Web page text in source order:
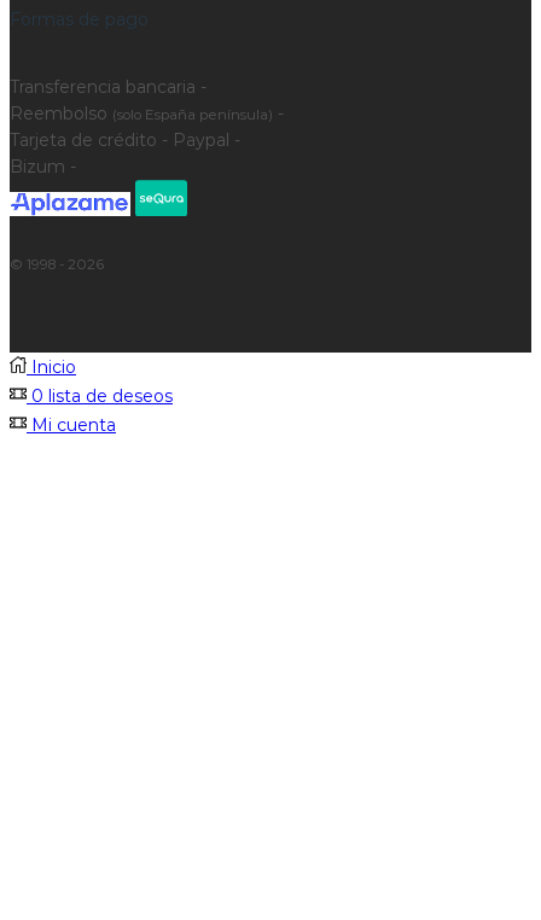
Formas de pago
Transferencia bancaria -
Reembolso (solo España península) -
Tarjeta de crédito - Paypal -
Bizum -
© 1998 - 2026
Inicio
0 lista de deseos
Mi cuenta